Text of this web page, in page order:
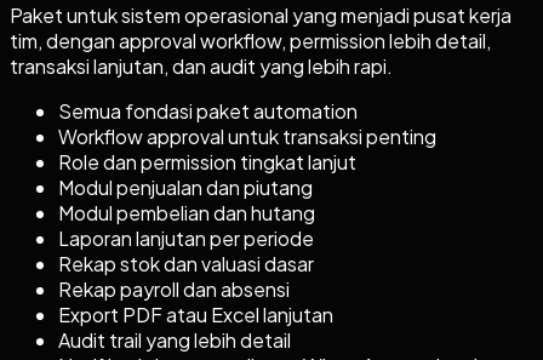
Paket untuk sistem operasional yang menjadi pusat kerja
tim, dengan approval workflow, permission lebih detail,
transaksi lanjutan, dan audit yang lebih rapi.
Semua fondasi paket automation
Workflow approval untuk transaksi penting
Role dan permission tingkat lanjut
Modul penjualan dan piutang
Modul pembelian dan hutang
Laporan lanjutan per periode
Rekap stok dan valuasi dasar
Rekap payroll dan absensi
Export PDF atau Excel lanjutan
Audit trail yang lebih detail